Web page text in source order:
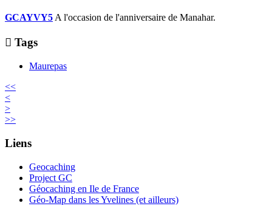
GCAYVY5 A l'occasion de l'anniversaire de Manahar.
 Tags
Maurepas
<<
<
>
>>
Liens
Geocaching
Project GC
Géocaching en Ile de France
Géo-Map dans les Yvelines (et ailleurs)